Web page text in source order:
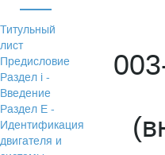
Титульный
лист
Предисловие
Раздел i -
Введение
Раздел Е -
Идентификация
двигателя и